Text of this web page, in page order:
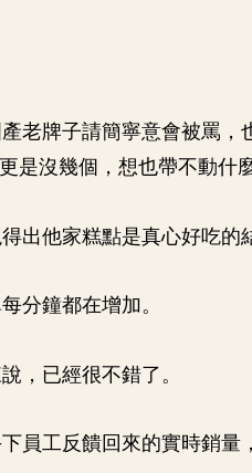
老牌子請簡寧意會被罵，
沒幾個，想也帶不動什麼
出他家糕點是真心好吃的
分鐘都在增加。
，已經很不錯了。
員工反饋回來的實時銷量